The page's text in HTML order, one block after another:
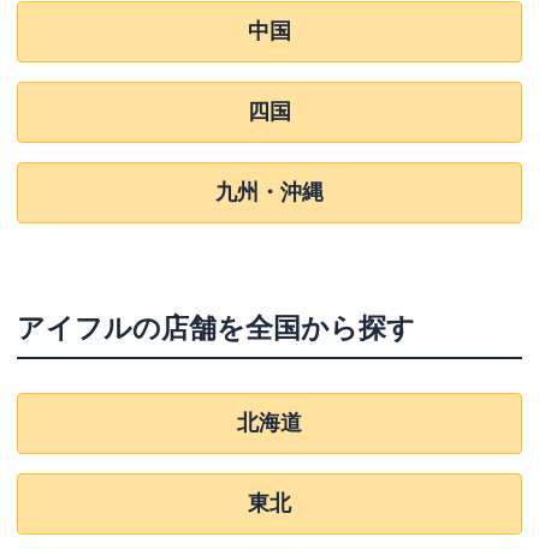
中国
四国
九州・沖縄
アイフルの店舗を全国から探す
北海道
東北